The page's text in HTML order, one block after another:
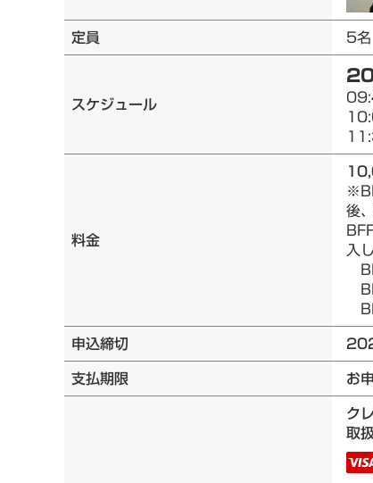
定員 5名
スケジュール
料金
後
入
申込締切
支払期限
お
ク
取